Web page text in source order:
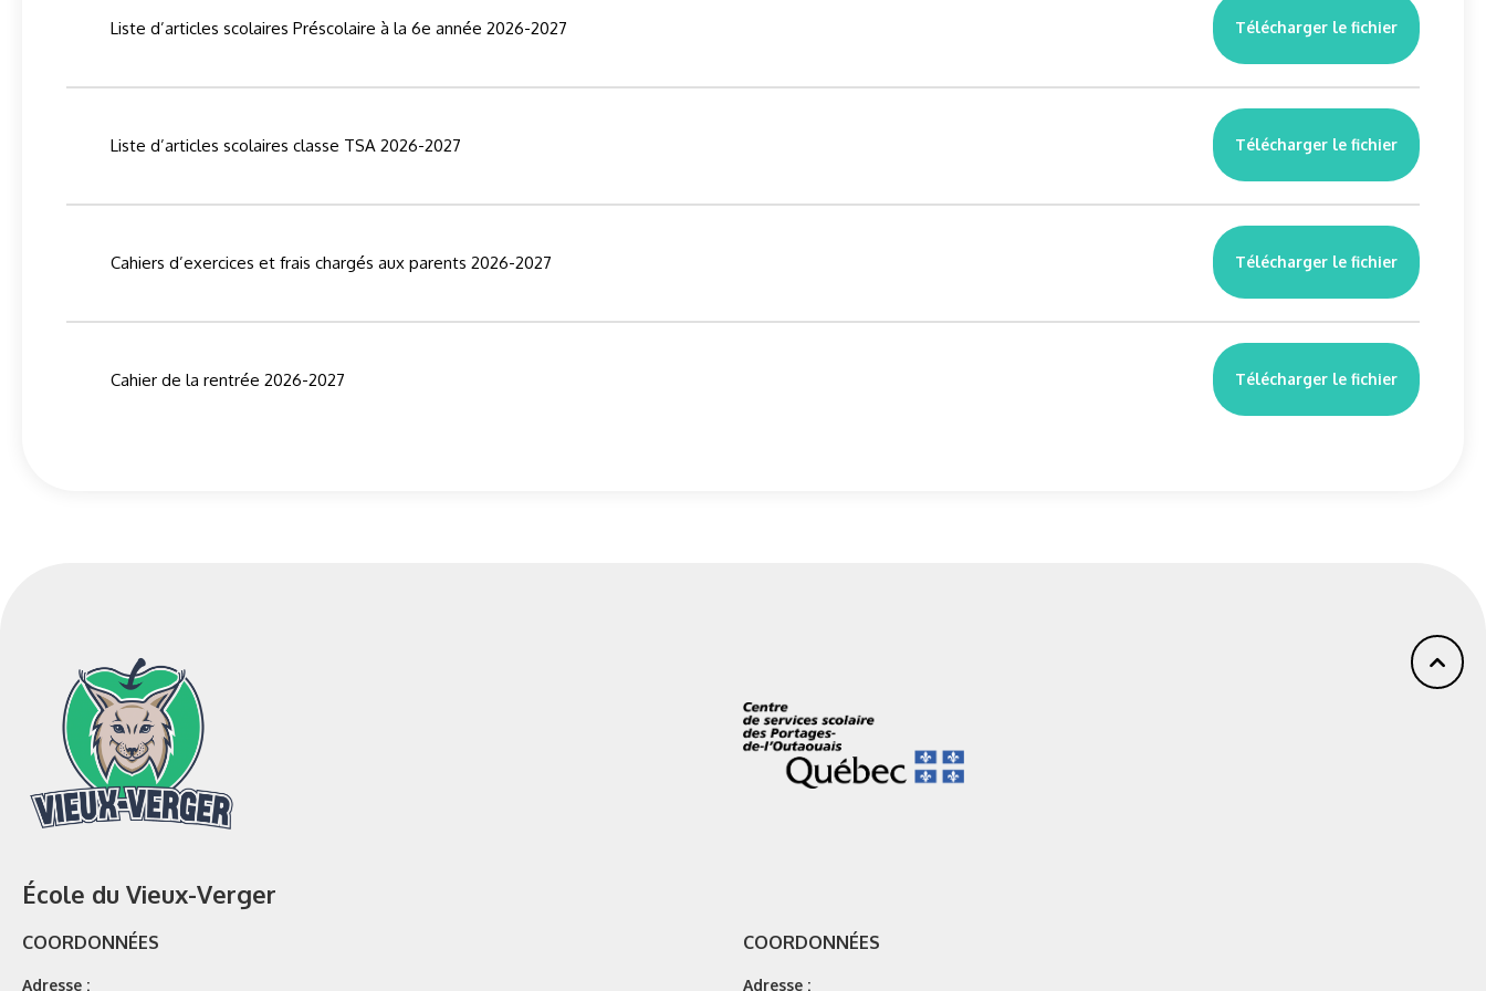
Liste d’articles scolaires Préscolaire à la 6e année 2026-2027 Télécharger le fichier
Liste d’articles scolaires classe TSA 2026-2027 Télécharger le fichier
Cahiers d’exercices et frais chargés aux parents 2026-2027 Télécharger le fichier
Cahier de la rentrée 2026-2027 Télécharger le fichier
École du Vieux-Verger
COORDONNÉES
Adresse :
COORDONNÉES
Adresse :